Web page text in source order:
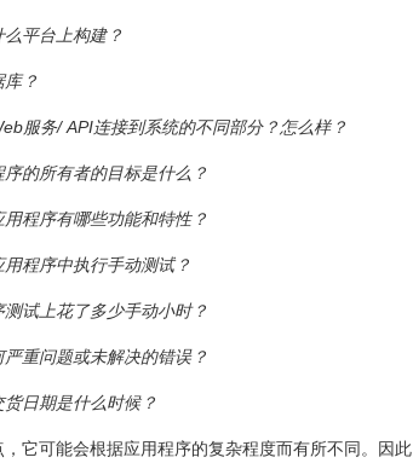
平台上构建？
库？
服务/ API连接到系统的不同部分？怎么样？
序的所有者的目标是什么？
用程序有哪些功能和特性？
用程序中执行手动测试？
试上花了多少手动小时？
严重问题或未解决的错误？
日期是什么时候？
它可能会根据应用程序的复杂程度而有所不同。因